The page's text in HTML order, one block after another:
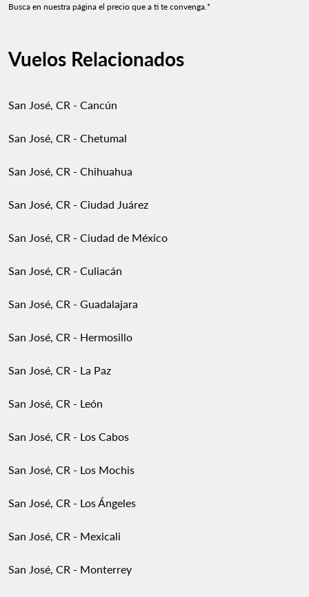
Busca en nuestra página el precio que a ti te convenga.*
Vuelos Relacionados
San José, CR - Cancún
San José, CR - Chetumal
San José, CR - Chihuahua
San José, CR - Ciudad Juárez
San José, CR - Ciudad de México
San José, CR - Culiacán
San José, CR - Guadalajara
San José, CR - Hermosillo
San José, CR - La Paz
San José, CR - León
San José, CR - Los Cabos
San José, CR - Los Mochis
San José, CR - Los Ángeles
San José, CR - Mexicali
San José, CR - Monterrey